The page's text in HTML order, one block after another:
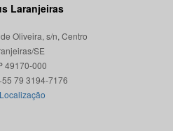
Laranjeiras
Oliveira, s/n, Centro
SE
49170-000
Localização